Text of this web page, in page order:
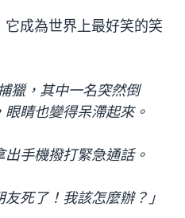
成為世界上最好笑的笑
獵，其中一名突然倒
睛也變得呆滯起來。
手機撥打緊急通話。
死了！我該怎麼辦？」